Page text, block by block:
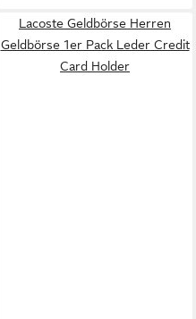
Lacoste Geldbörse Herren
Geldbörse 1er Pack Leder Credit
Card Holder